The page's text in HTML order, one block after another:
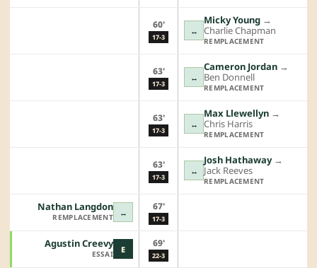
60'
17-3
↔
Micky Young →︎
Charlie Chapman
REMPLACEMENT
63'
17-3
↔
Cameron Jordan →︎
Ben Donnell
REMPLACEMENT
63'
17-3
↔
Max Llewellyn →︎
Chris Harris
REMPLACEMENT
63'
17-3
↔
Josh Hathaway→︎
Jack Reeves
REMPLACEMENT
↔
Nathan Langdon
REMPLACEMENT
67'
17-3
E
Agustin Creevy
ESSAI
69'
22-3